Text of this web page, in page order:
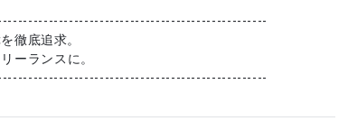
徹底追求。
ーランスに。